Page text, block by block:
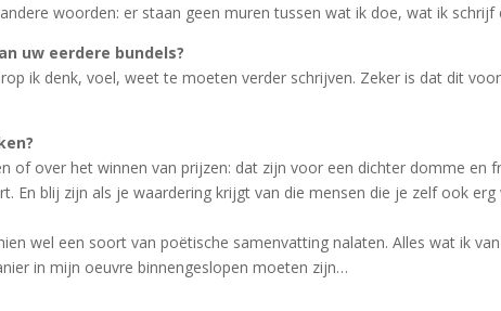
woorden: er staan geen muren tussen wat ik doe, wat ik schrijf
uw eerdere bundels?
ik denk, voel, weet te moeten verder schrijven. Zeker is dat dit
of over het winnen van prijzen: dat zijn voor een dichter domme en
En blij zijn als je waardering krijgt van die mensen die je zelf ook
wel een soort van poëtische samenvatting nalaten. Alles wat ik
in mijn oeuvre binnengeslopen moeten zijn…